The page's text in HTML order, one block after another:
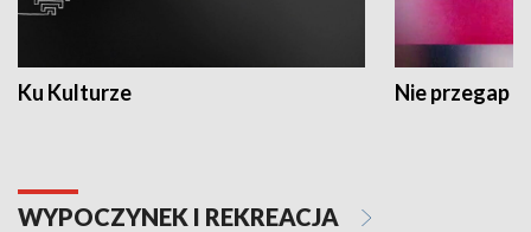
Ku Kulturze Nie przegap
WYPOCZYNEK I REKREACJA